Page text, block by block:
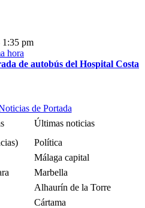
1:35 pm
de autobús del Hospital Costa
de Portada
Últimas noticias
Política
Málaga capital
Marbella
Alhaurín de la Torre
Cártama